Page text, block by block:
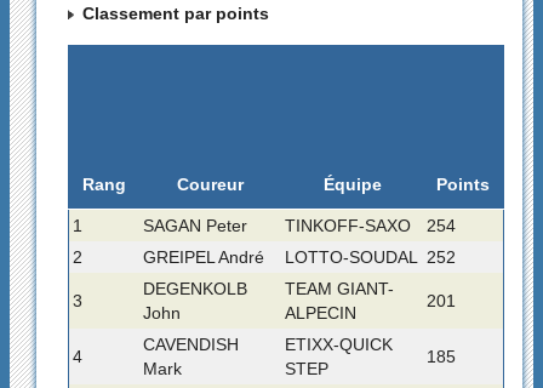
Classement par points
Rang Coureur Équipe Points
1 SAGAN Peter TINKOFF-SAXO
254
2
GREIPEL André LOTTO-SOUDAL 252
3
DEGENKOLB
John
TEAM GIANT-
ALPECIN
201
4
CAVENDISH
Mark
ETIXX-QUICK
STEP
185